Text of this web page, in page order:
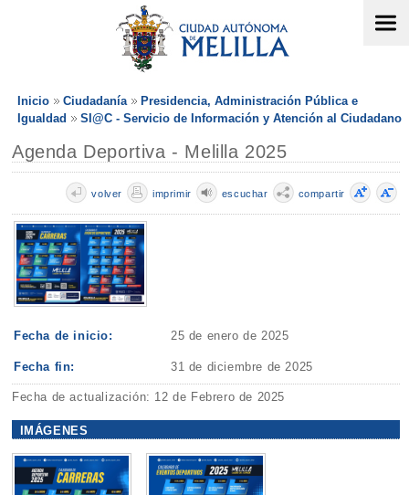
Inicio Ciudadanía
Presidencia, Administración Pública e
Igualdad
SI@C - Servicio de Información y Atención al Ciudadano
Agenda Deportiva - Melilla 2025
compartir
escuchar
imprimir
volver
Fecha de inicio: 25 de enero de 2025
Fecha fin: 31 de diciembre de 2025
Fecha de actualización: 12 de Febrero de 2025
IMÁGENES